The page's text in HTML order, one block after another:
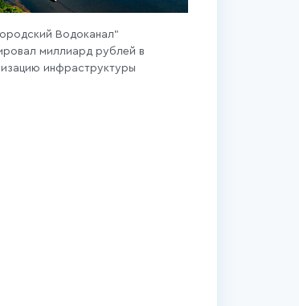
Водоканал"
миллиард рублей в
инфраструктуры